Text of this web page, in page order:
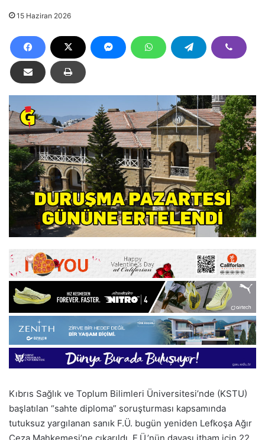
15 Haziran 2026
Kıbrıs Sağlık ve Toplum Bilimleri Üniversitesi’nde (KSTU)
başlatılan “sahte diploma” soruşturması kapsamında
tutuksuz yargılanan sanık F.Ü. bugün yeniden Lefkoşa Ağır
Ceza Mahkemesi’ne çıkarıldı. F.Ü.’nün davası itham için 22